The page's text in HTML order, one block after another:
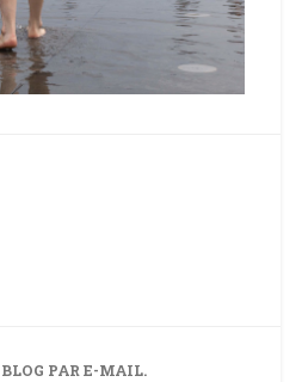
PAR E-MAIL.